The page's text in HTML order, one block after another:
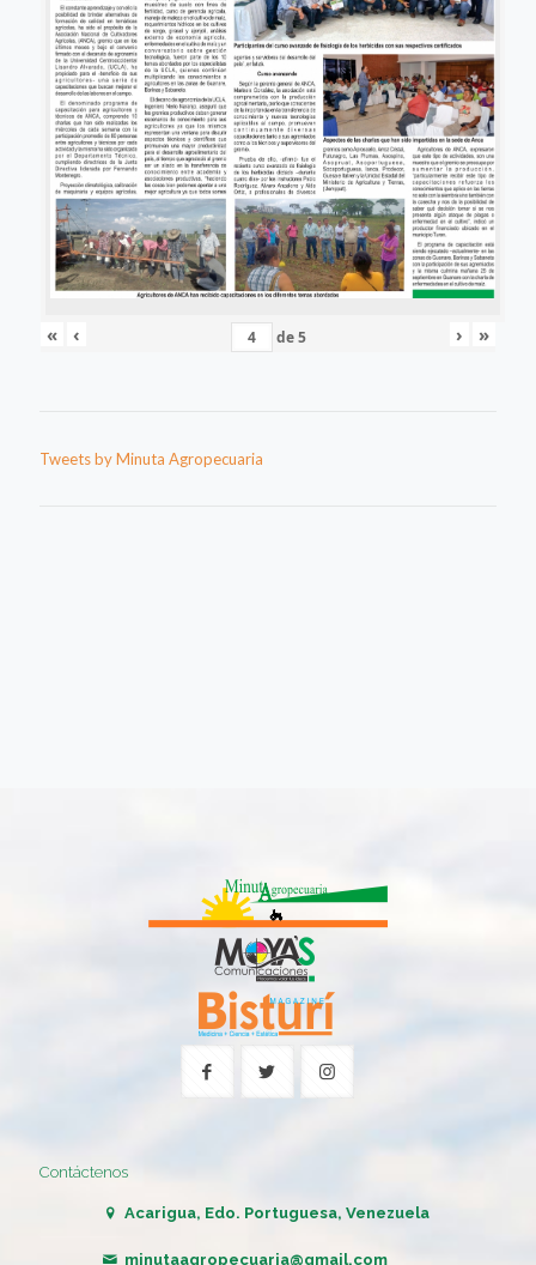
« ‹ de5 › »
Tweets by Minuta Agropecuaria
Contáctenos
Acarigua, Edo. Portuguesa, Venezuela
minutaagropecuaria@gmail.com